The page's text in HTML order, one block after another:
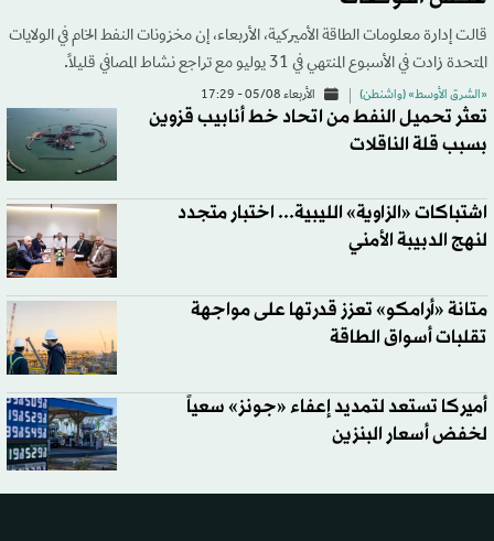
قالت إدارة معلومات الطاقة الأميركية، الأربعاء، إن مخزونات النفط الخام في الولايات
المتحدة زادت في الأسبوع المنتهي في 31 يوليو مع تراجع نشاط المصافي قليلاً.
«الشرق الأوسط» (واشنطن) الأربعاء 05/08 - 17:29
تعثر تحميل النفط من اتحاد خط أنابيب قزوين
بسبب قلة الناقلات
اشتباكات «الزاوية» الليبية... اختبار متجدد
لنهج الدبيبة الأمني
متانة «أرامكو» تعزز قدرتها على مواجهة
تقلبات أسواق الطاقة
أميركا تستعد لتمديد إعفاء «جونز» سعياً
لخفض أسعار البنزين